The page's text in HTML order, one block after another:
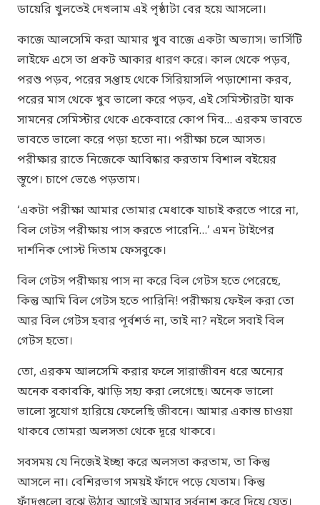
ডায়েরি খুলতেই দেখলাম এই পৃষ্ঠাটা বের হয়ে আসলো।
কাজে আলসেমি করা আমার খুব বাজে একটা অভ্যাস। ভার্সিটি
লাইফে এসে তা প্রকট আকার ধারণ করে। কাল থেকে পড়ব,
পরশু পড়ব, পরের সপ্তাহ থেকে সিরিয়াসলি পড়াশোনা করব,
পরের মাস থেকে খুব ভালো করে পড়ব, এই সেমিস্টারটা যাক
সামনের সেমিস্টার থেকে একেবারে কোপ দিব… এরকম ভাবতে
ভাবতে ভালো করে পড়া হতো না। পরীক্ষা চলে আসত।
পরীক্ষার রাতে নিজেকে আবিষ্কার করতাম বিশাল বইয়ের
স্তূপে। চাপে ভেঙে পড়তাম।
‘একটা পরীক্ষা আমার তোমার মেধাকে যাচাই করতে পারে না,
বিল গেটস পরীক্ষায় পাস করতে পারেনি…’ এমন টাইপের
দার্শনিক পোস্ট দিতাম ফেসবুকে।
বিল গেটস পরীক্ষায় পাস না করে বিল গেটস হতে পেরেছে,
কিন্তু আমি বিল গেটস হতে পারিনি! পরীক্ষায় ফেইল করা তো
আর বিল গেটস হবার পূর্বশর্ত না, তাই না? নইলে সবাই বিল
গেটস হতো।
তো, এরকম আলসেমি করার ফলে সারাজীবন ধরে অন্যের
অনেক বকাবকি, ঝাড়ি সহ্য করা লেগেছে। অনেক ভালো
ভালো সুযোগ হারিয়ে ফেলেছি জীবনে। আমার একান্ত চাওয়া
থাকবে তোমরা অলসতা থেকে দূরে থাকবে।
সবসময় যে নিজেই ইচ্ছা করে অলসতা করতাম, তা কিন্তু
আসলে না। বেশিরভাগ সময়ই ফাঁদে পড়ে যেতাম। কিন্তু